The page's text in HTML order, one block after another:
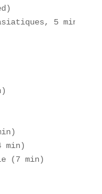
5 min)
min)
(7 min)